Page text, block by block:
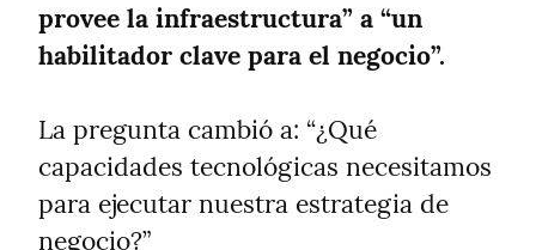
provee la infraestructura” a “un
habilitador clave para el negocio”.
La pregunta cambió a: “¿Qué
capacidades tecnológicas necesitamos
para ejecutar nuestra estrategia de
negocio?”